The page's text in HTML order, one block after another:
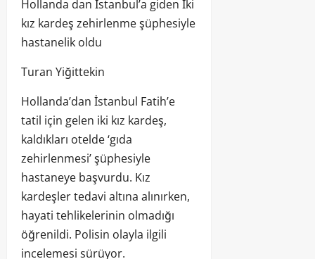
Hollanda dan İstanbul’a giden İki
kız kardeş zehirlenme şüphesiyle
hastanelik oldu
Turan Yiğittekin
Hollanda’dan İstanbul Fatih’e
tatil için gelen iki kız kardeş,
kaldıkları otelde ‘gıda
zehirlenmesi’ şüphesiyle
hastaneye başvurdu. Kız
kardeşler tedavi altına alınırken,
hayati tehlikelerinin olmadığı
öğrenildi. Polisin olayla ilgili
incelemesi sürüyor.